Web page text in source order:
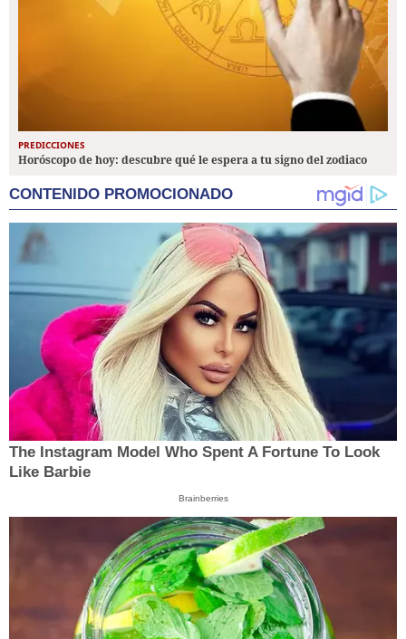
PREDICCIONES
Horóscopo de hoy: descubre qué le espera a tu signo del zodiaco
CONTENIDO PROMOCIONADO
The Instagram Model Who Spent A Fortune To Look
Like Barbie
Brainberries